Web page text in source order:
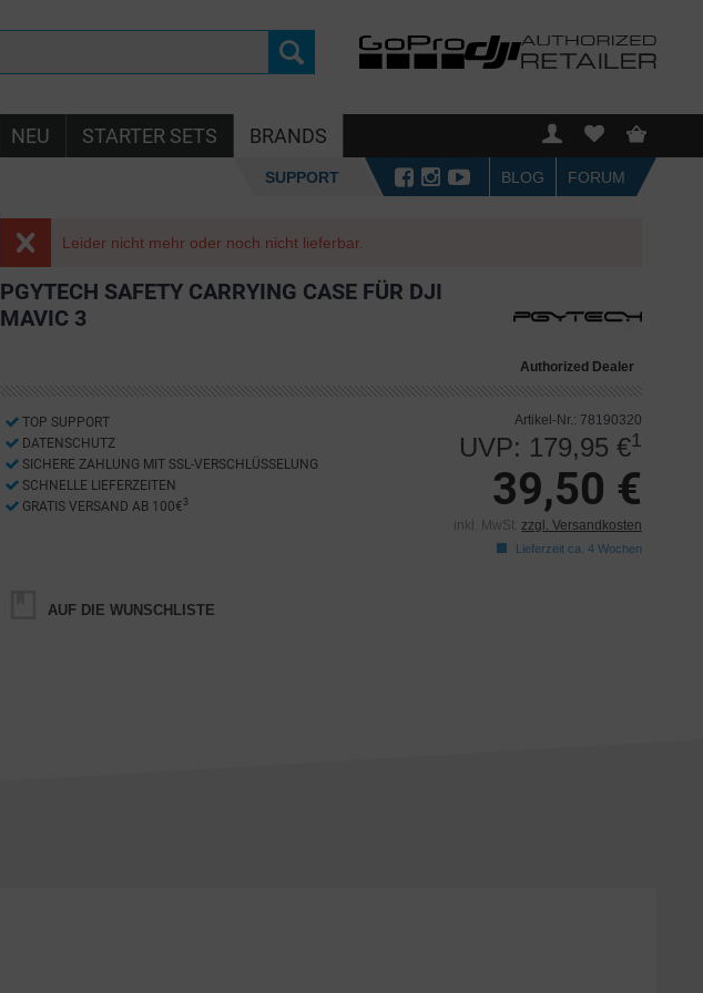
NEU STARTER SETS BRANDS
SUPPORT BLOG FORUM
Leider nicht mehr oder noch nicht lieferbar.
PGYTECH SAFETY CARRYING CASE FÜR DJI
MAVIC 3
Authorized Dealer
TOP SUPPORT
DATENSCHUTZ
SICHERE ZAHLUNG MIT SSL-VERSCHLÜSSELUNG
SCHNELLE LIEFERZEITEN
GRATIS VERSAND AB 100€ 3
Artikel-Nr.: 78190320
UVP: 179,95 €1
39,50 €
inkl. MwSt. zzgl. Versandkosten
Lieferzeit ca. 4 Wochen
AUF DIE WUNSCHLISTE